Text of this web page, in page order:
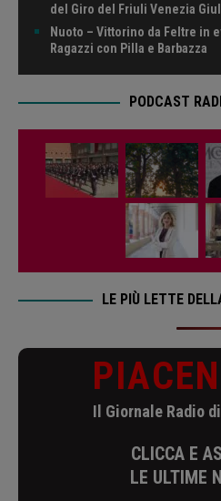
del Giro del Friuli Venezia
Nuoto – Vittorino da Feltre in
Ragazzi con Pilla e Barbazza
PODCAST
LE PIÙ LETTE
Il Giornale Radio
CLICCA E
LE ULTIME